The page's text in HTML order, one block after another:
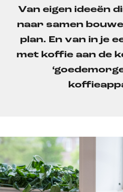
Van eigen ideeën
naar samen
plan. En van in je
met koffie aan de